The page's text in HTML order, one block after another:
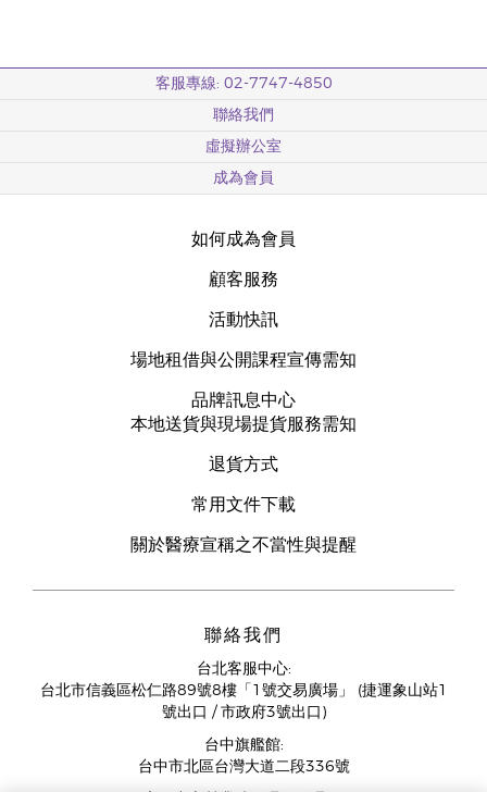
客服專線: 02-7747-4850
聯絡我們
虛擬辦公室
成為會員
如何成為會員
顧客服務
活動快訊
場地租借與公開課程宣傳需知
品牌訊息中心
本地送貨與現場提貨服務需知
退貨方式
常用文件下載
關於醫療宣稱之不當性與提醒
聯絡我們
台北客服中心:
台北市信義區松仁路89號8樓「1號交易廣場」 (捷運象山站1
號出口 / 市政府3號出口)
台中旗艦館:
台中市北區台灣大道二段336號